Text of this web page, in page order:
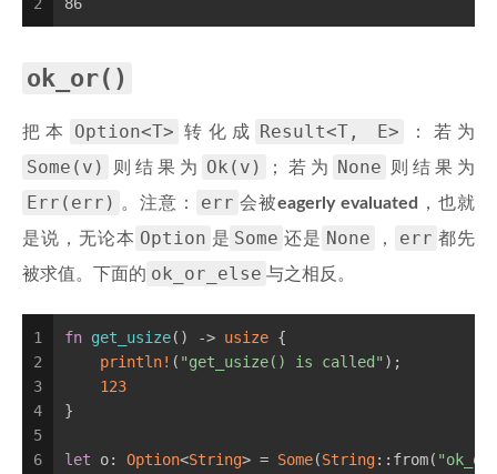
ok_or()
把本 Option<T> 转化成 Result<T, E> ：若为
Some(v) 则结果为 Ok(v) ；若为 None 则结果为
Err(err) 。注意： err 会被eagerly evaluated
，也就
是说，无论本 Option 是 Some 还是 None ， err 都先
被求值。下面的 ok_or_else 与之相反。
1
2
3
4
5
6
fn get_usize() -> usize {
println! ( "get_usize() is called" );
123
}
let o: Option<String> = Some(String::from(